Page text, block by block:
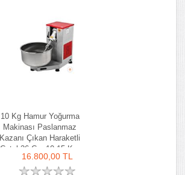
10 Kg Hamur Yoğurma
Makinası Paslanmaz
Kazanı Çıkan Haraketli
Çatal 36 Cm 10-15 Kg-
Ozay Makina
16.800,00 TL